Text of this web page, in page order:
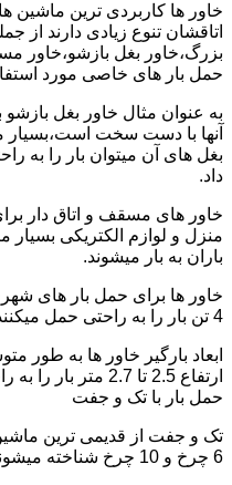
خاور ها کاربردی ترین ماشین
اتاقشان تنوع زیادی دارند از
بزرگ،خاور بغل بازشو،خاور
حمل بار های خاصی مورد
به عنوان مثال خاور بغل
آنها با دست سخت است،بسیار
بغل های آن میتوان بار را به
داد.
خاور های مسقف و اتاق دار
منزل و لوازم الکتریکی بسیار
باران به بار میشوند.
خاور ها برای حمل بار های
4 تن بار را به راحتی حمل میکنند.
ارتفاع 2.5 تا 2.7 متر بار را به راحتی میتوان روی آنها قرار داد.
حمل بار با تک و جفت
تک و جفت از قدیمی ترین
6 چرخ و 10 چرخ شناخته میشوند.